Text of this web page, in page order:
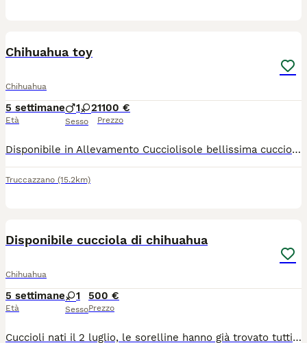
Chihuahua toy
Chihuahua
5 settimane
Età
1 2
Sesso
1100 €
Prezzo
Disponibile in Allevamento Cucciolisole bellissima cucciola di chihuahua sia femmina che maschio. La cucciola avrà doppia sverminazione, primo e secondo vaccino, libretto sanitario e visita veterinaria, microchip con relativo passaggio di proprietà e trattamento antiparassitario, PEDIGREE ENCI. Sarà abituata all'uso della traversina igienica e socializzata con altri cani e gatti. Cresce in famiglia giocando con bambini... Per info e video anche whatapp al 329 6954062
Truccazzano (15.2km)
Disponibile cucciola di chihuahua
Chihuahua
5 settimane
Età
1
Sesso
500 €
Prezzo
Cuccioli nati il 2 luglio, le sorelline hanno già trovato tutti una nuova famiglia, ed è rimasta solo questa dolcissima femminuccia in attesa di trovare la sua famiglia ​La piccola è prenotabile da subito e sarà pronta per venire con voi a partire dal 27 agosto. ​Per qualsiasi informazione, per ricevere altre foto contattatemi pure tramite WhatsApp al numero: 3385636194